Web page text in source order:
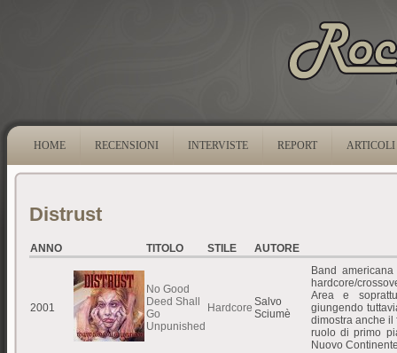
HOME RECENSIONI INTERVISTE REPORT ARTICOLI
Distrust
ANNO TITOLO STILE AUTORE
2001
No Good
Deed Shall
Go
Unpunished
Hardcore Salvo
Sciumè
Band
hardcore/
Area e
giungendo
dimostra anche il
ruolo di primo
Nuovo